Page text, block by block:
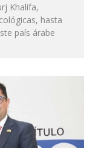
Khalifa,
hasta
país árabe